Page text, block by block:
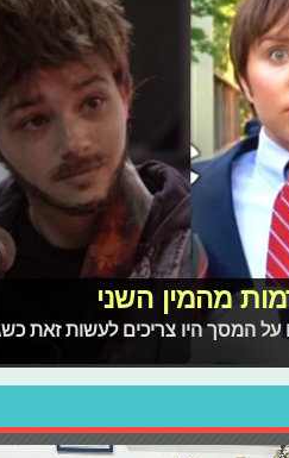
מהמין השני
המסך היו צריכים לעשות זאת